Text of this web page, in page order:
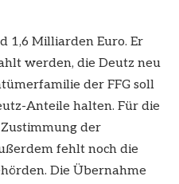
1,6 Milliarden Euro. Er
werden, die Deutz neu
der FFG soll
Anteile halten. Für die
der
fehlt noch die
Die Übernahme